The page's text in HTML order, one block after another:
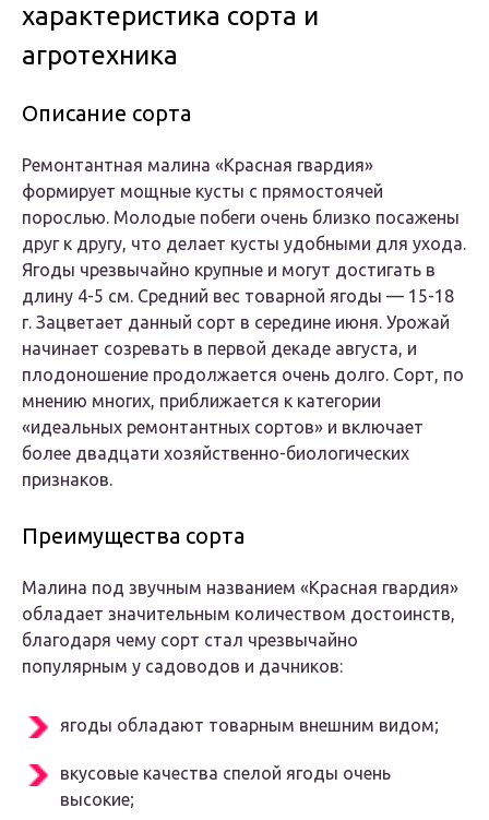
характеристика сорта и
агротехника
Описание сорта
Ремонтантная малина «Красная гвардия»
формирует мощные кусты с прямостоячей
порослью. Молодые побеги очень близко посажены
друг к другу, что делает кусты удобными для ухода.
Ягоды чрезвычайно крупные и могут достигать в
длину 4-5 см. Средний вес товарной ягоды — 15-18
г. Зацветает данный сорт в середине июня. Урожай
начинает созревать в первой декаде августа, и
плодоношение продолжается очень долго. Сорт, по
мнению многих, приближается к категории
«идеальных ремонтантных сортов» и включает
более двадцати хозяйственно-биологических
признаков.
Преимущества сорта
Малина под звучным названием «Красная гвардия»
обладает значительным количеством достоинств,
благодаря чему сорт стал чрезвычайно
популярным у садоводов и дачников:
ягоды обладают товарным внешним видом;
вкусовые качества спелой ягоды очень
высокие;